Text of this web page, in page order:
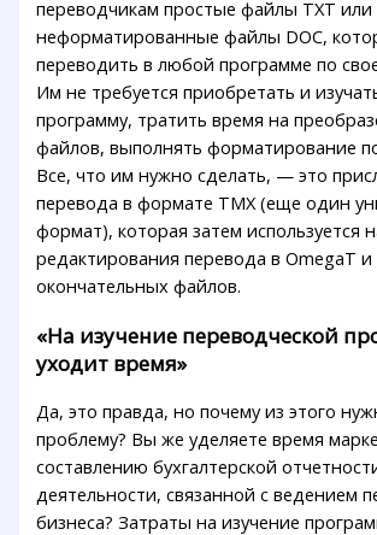
переводчикам простые файлы TXT или
неформатированные файлы DOC,
переводить в любой программе по
Им не требуется приобретать и
программу, тратить время на
файлов, выполнять форматирование
Все, что им нужно сделать, — это
перевода в формате TMX (еще один
формат), которая затем используется
редактирования перевода в OmegaT и
окончательных файлов.
«На изучение переводческой
уходит время»
Да, это правда, но почему из этого
проблему? Вы же уделяете время
составлению бухгалтерской
деятельности, связанной с ведением
бизнеса? Затраты на изучение